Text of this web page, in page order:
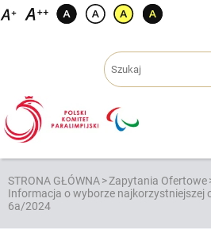
Przejdź
STRONA GŁÓWNA>Zapytania Ofertowe
Informacja o wyborze najkorzystniejszej
6a/2024